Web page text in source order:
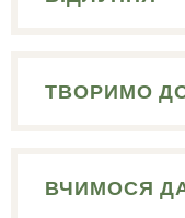
ТВОРИМО
ВЧИМОСЯ